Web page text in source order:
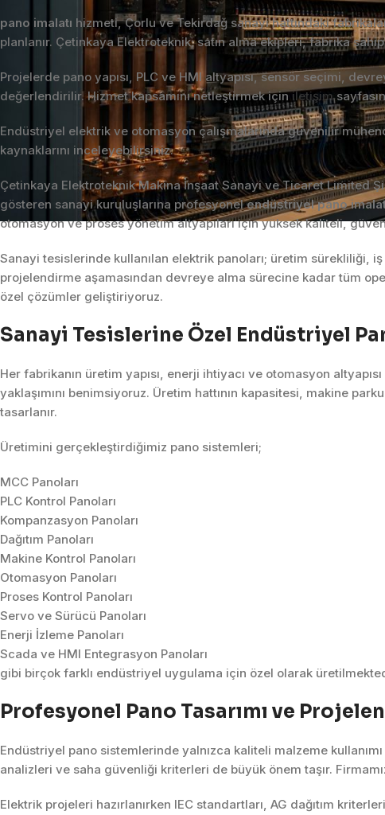
pano imalatı hizmeti, Çorlu ve Tekirdağ sanayi hattındaki
planlanır. Çetinkaya Elektroteknik; satın alma ekipleri, fabrika
Projelerde pano yapısı, PLC ve HMI altyapısı, sensör seçimi,
değerlendirilir. Hizmet kapsamını netleştirmek içiniletişim
Endüstriyel elektrik ve otomasyon çalışmalarında güvenilir
kaynaklarını inceleyebilirsiniz.
Çetinkaya Elektroteknik Makina İnşaat Sanayi ve Ticaret Limited
gösteren sanayi kuruluşlarına profesyonelendüstriyel pano
otomasyon ve proses yönetim altyapıları için yüksek kaliteli,
Sanayi tesislerinde kullanılan elektrik panoları; üretim sürekliliği,
projelendirme aşamasından devreye alma sürecine kadar tüm
özel çözümler geliştiriyoruz.
Sanayi Tesislerine Özel Endüstriyel
Her fabrikanın üretim yapısı, enerji ihtiyacı ve otomasyon
yaklaşımını benimsiyoruz. Üretim hattının kapasitesi, makine
tasarlanır.
Üretimini gerçekleştirdiğimiz pano sistemleri;
MCC Panoları
PLC Kontrol Panoları
Kompanzasyon Panoları
Dağıtım Panoları
Makine Kontrol Panoları
Otomasyon Panoları
Proses Kontrol Panoları
Servo ve Sürücü Panoları
Enerji İzleme Panoları
Scada ve HMI Entegrasyon Panoları
gibi birçok farklı endüstriyel uygulama için özel olarak
Profesyonel Pano Tasarımı ve
Endüstriyel pano sistemlerinde yalnızca kaliteli malzeme
analizleri ve saha güvenliği kriterleri de büyük önem taşır.
Elektrik projeleri hazırlanırken IEC standartları, AG dağıtım